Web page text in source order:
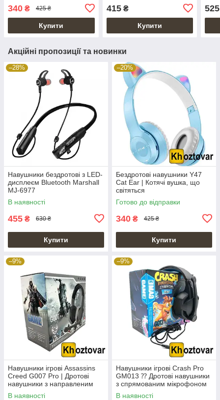
340 ₴ 425 ₴
Купити
415₴
Купити
525
Акційні пропозиції та новинки
–28%
Навушники бездротові з LED-
дисплеєм Bluetooth Marshall
MJ-6977
В наявності
455 ₴ 630 ₴
Купити
–20%
Бездротові навушники Y47
Cat Ear | Котячі вушка, що
світяться
Готово до відправки
340 ₴ 425 ₴
Купити
–9%
Навушники ігрові Assassins
Creed G007 Pro | Дротові
навушники з направленим
мікрофоном
В наявності
–9%
Навушники ігрові Crash Pro
GM013 ⁇ Дротові навушники
з спрямованим мікрофоном
В наявності